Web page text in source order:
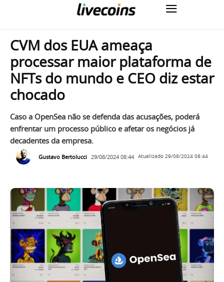
CVM dos EUA ameaça
processar maior plataforma de
NFTs do mundo e CEO diz estar
chocado
Caso a OpenSea não se defenda das acusações, poderá
enfrentar um processo público e afetar os negócios já
decadentes da empresa.
Gustavo Bertolucci 29/08/2024 08:44 Atualizado 29/08/2024 08:44